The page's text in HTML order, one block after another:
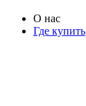
О нас
Где купить